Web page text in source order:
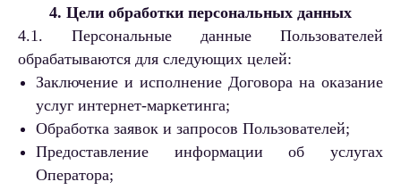
4. Цели обработки персональных данных
4.1. Персональные данные Пользователей
обрабатываются для следующих целей:
Заключение и исполнение Договора на оказание
услуг интернет-маркетинга;
Обработка заявок и запросов Пользователей;
Предоставление информации об услугах
Оператора;